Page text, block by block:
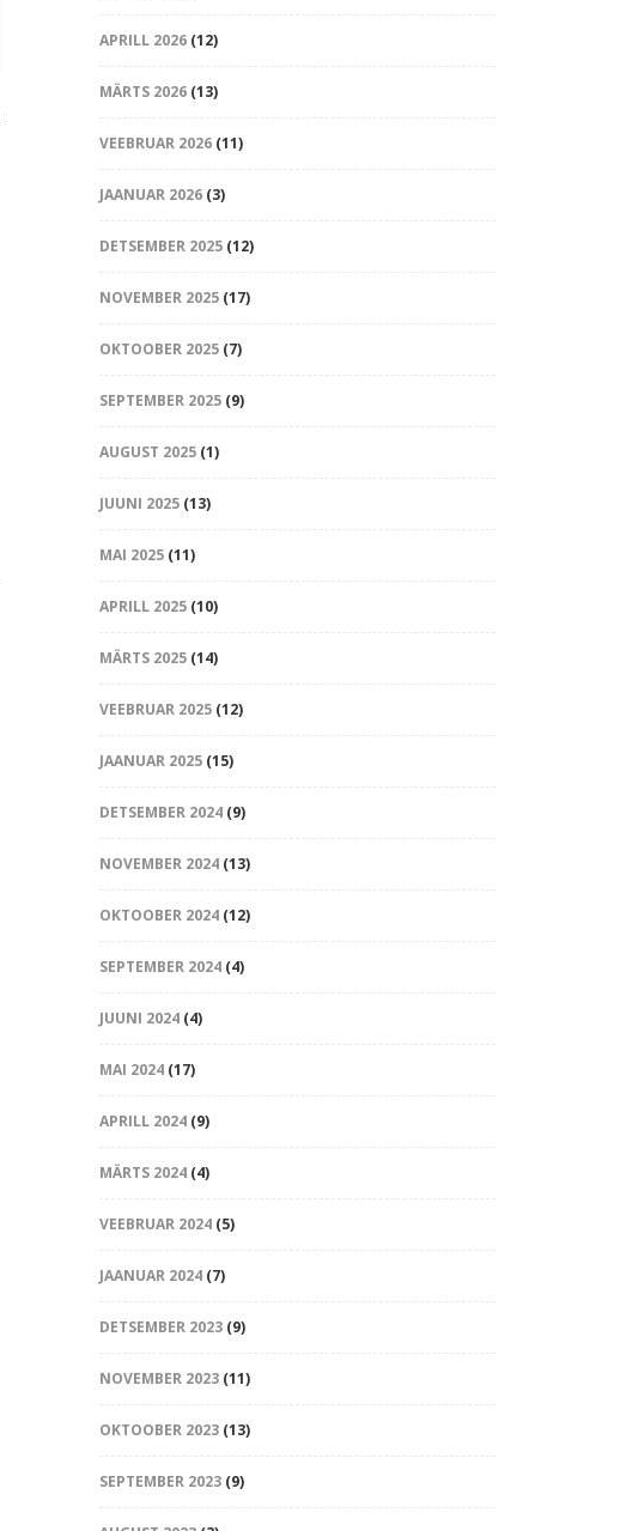
APRILL 2026(12)
MÄRTS 2026(13)
VEEBRUAR 2026(11)
JAANUAR 2026(3)
DETSEMBER 2025(12)
NOVEMBER 2025(17)
OKTOOBER 2025(7)
SEPTEMBER 2025(9)
AUGUST 2025(1)
JUUNI 2025(13)
MAI 2025(11)
APRILL 2025(10)
MÄRTS 2025(14)
VEEBRUAR 2025(12)
JAANUAR 2025(15)
DETSEMBER 2024(9)
NOVEMBER 2024(13)
OKTOOBER 2024(12)
SEPTEMBER 2024(4)
JUUNI 2024(4)
MAI 2024(17)
APRILL 2024(9)
MÄRTS 2024(4)
VEEBRUAR 2024(5)
JAANUAR 2024(7)
DETSEMBER 2023(9)
NOVEMBER 2023(11)
OKTOOBER 2023(13)
SEPTEMBER 2023(9)